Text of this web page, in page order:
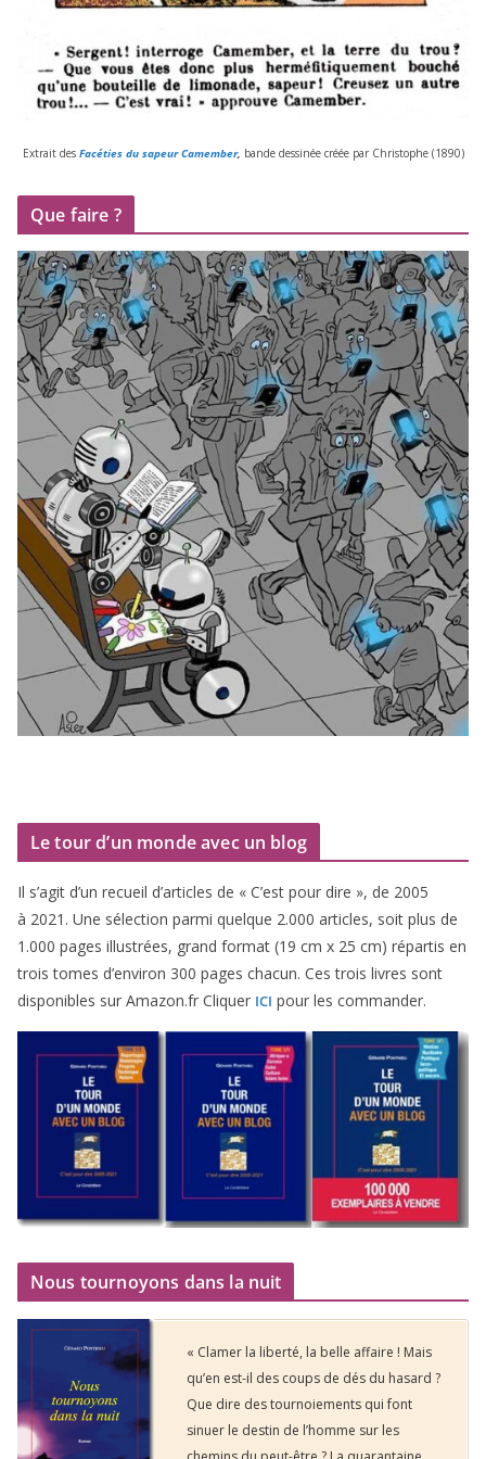
Extrait desFacéties du sapeur Camember, bande des­si­née créée par Christophe (1890)
Que faire ?
Le tour d’un monde avec un blog
Il s’agit d’un recueil d’ar­ticles de « C’est pour dire », de 2005
à 2021 . Une sélec­tion par­mi quelque 2.000 articles, soit plus de
1 .000 pages illus­trées, grand for­mat (19 cm x 25 cm) répar­tis en
trois tomes d’environ 300 pages cha­cun. Ces trois livres sont
dis­po­nibles sur Amazon​.fr Cliquer ICI pour les commander.
Nous tournoyons dans la nuit
« Clamer la liberté, la belle affaire ! Mais
qu’en est-il des coups de dés du hasard ?
Que dire des tournoiements qui font
sinuer le destin de l’homme sur les